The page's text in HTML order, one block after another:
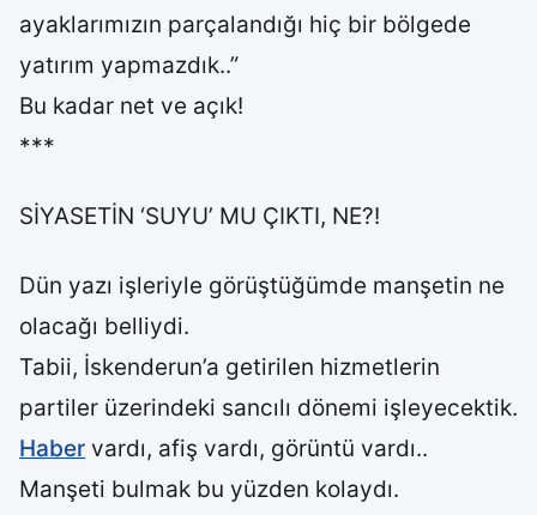
ayaklarımızın parçalandığı hiç bir bölgede
yatırım yapmazdık..”
Bu kadar net ve açık!
***
SİYASETİN ‘SUYU’ MU ÇIKTI, NE?!
Dün yazı işleriyle görüştüğümde manşetin ne
olacağı belliydi.
Tabii, İskenderun’a getirilen hizmetlerin
partiler üzerindeki sancılı dönemi işleyecektik.
Haber vardı, afiş vardı, görüntü vardı..
Manşeti bulmak bu yüzden kolaydı.